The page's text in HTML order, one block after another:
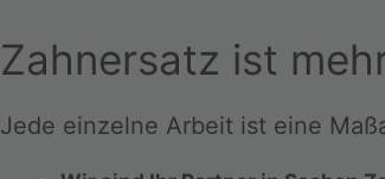
Zahnersatz ist
Jede einzelne Arbeit ist eine